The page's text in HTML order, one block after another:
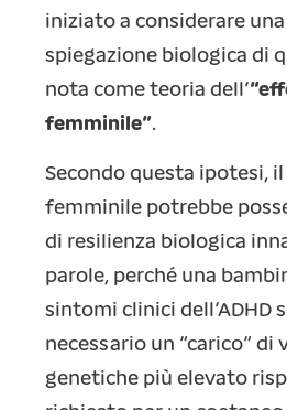
iniziato a considerare
spiegazione biologica di
nota come teoria dell’
femminile”.
Secondo questa ipotesi,
femminile potrebbe
di resilienza biologica
parole, perché una
sintomi clinici dell’ADHD
necessario un “carico” di
genetiche più elevato